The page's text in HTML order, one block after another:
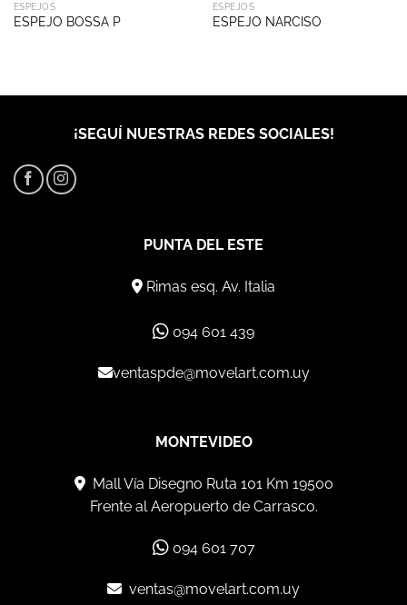
ESPEJOS
ESPEJO BOSSA P
ESPEJOS
ESPEJO NARCISO
¡SEGUÍ NUESTRAS REDES SOCIALES!
PUNTA DEL ESTE
Rimas esq. Av. Italia
094 601 439
ventaspde@movelart.com.uy
MONTEVIDEO
Mall Vía Disegno Ruta 101 Km 19500
Frente al Aeropuerto de Carrasco.
094 601 707
ventas@movelart.com.uy